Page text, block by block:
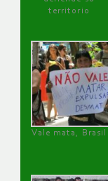
territorio
Vale mata, Brasil